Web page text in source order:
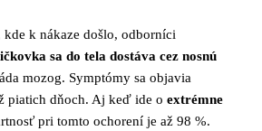
kde k nákaze došlo, odborníci
sa do tela dostáva cez nosnú
mozog. Symptómy sa objavia
piatich dňoch. Aj keď ide o extrémne
pri tomto ochorení je až 98 %.